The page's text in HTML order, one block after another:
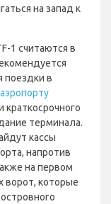
на запад к
1 считаются в
поездки в
терминала.
кассы
напротив
на первом
ворот, которые